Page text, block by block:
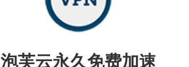
泡芙云永久免费加速